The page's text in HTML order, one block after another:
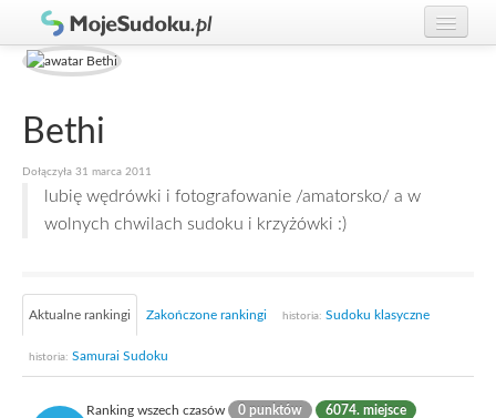
Graj w Sudoku!
Zasady Sudoku
Gracze
Bethi
Dołączyła 31 marca 2011
lubię wędrówki i fotografowanie /amatorsko/ a w
wolnych chwilach sudoku i krzyżówki :)
Aktualne rankingi Zakończone rankingi historia: Sudoku klasyczne
historia: Samurai Sudoku
Ranking wszech czasów 0 punktów 6074. miejsce